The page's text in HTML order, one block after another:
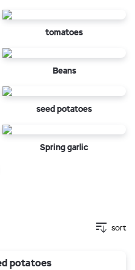
tomatoes
Beans
seed potatoes
Spring garlic
sort
potatoes